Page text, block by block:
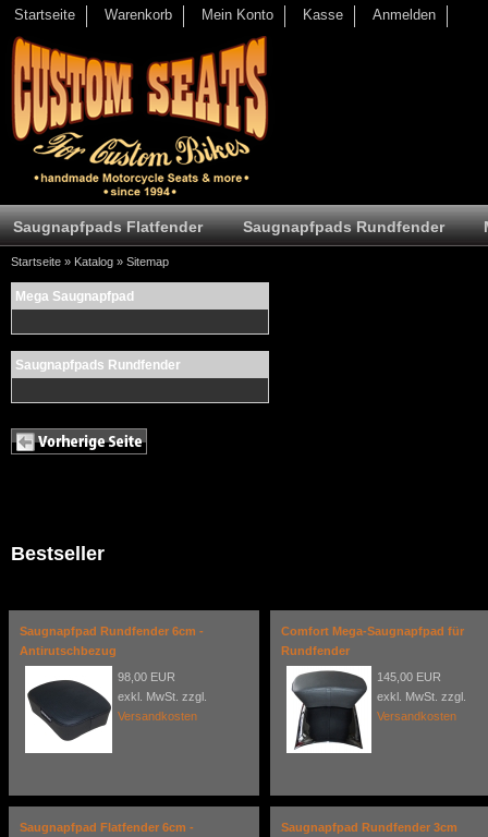
Startseite Warenkorb Mein Konto Kasse Anmelden
Saugnapfpads Flatfender Saugnapfpads Rundfender
Startseite » Katalog » Sitemap
Mega Saugnapfpad
Saugnapfpads Rundfender
Bestseller
Saugnapfpad Rundfender 6cm -
Antirutschbezug
98,00 EUR
exkl. MwSt. zzgl.
Versandkosten
Comfort Mega-Saugnapfpad für
Rundfender
145,00 EUR
exkl. MwSt. zzgl.
Versandkosten
Saugnapfpad Flatfender 6cm -
Saugnapfpad Rundfender 3cm